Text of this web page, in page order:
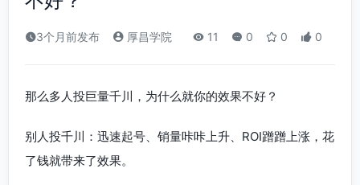
3个月前发布 厚昌学院 11 0 0 0
那么多人投巨量千川，为什么就你的效果不好？
别人投千川：迅速起号、销量咔咔上升、ROI蹭蹭上涨，花
了钱就带来了效果。